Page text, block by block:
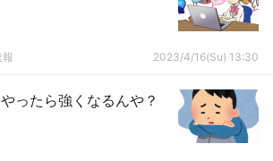
2023/4/16(Su) 13:30
ったら強くなるんや？